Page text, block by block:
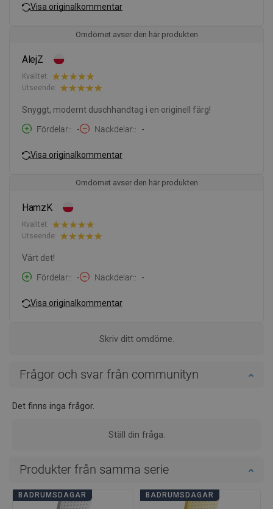
Visa originalkommentar
Omdömet avser den här produkten
AlejZ
Kvalitet:
Utseende:
Snyggt, modernt duschhandtag i en originell färg!
Fördelar:
- Nackdelar: -
Visa originalkommentar
Omdömet avser den här produkten
HamzK
Kvalitet:
Utseende:
Värt det!
Fördelar:
- Nackdelar: -
Visa originalkommentar
Skriv ditt omdöme.
Frågor och svar från communityn
Det finns inga frågor.
Ställ din fråga.
Produkter från samma serie
BADRUMSDAGAR BADRUMSDAGAR